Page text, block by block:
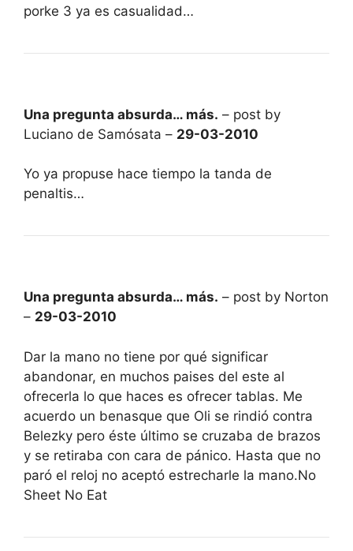
porke 3 ya es casualidad…
Una pregunta absurda… más. – post by
Luciano de Samósata – 29-03-2010
Yo ya propuse hace tiempo la tanda de
penaltis…
Una pregunta absurda… más. – post by Norton
– 29-03-2010
Dar la mano no tiene por qué significar
abandonar, en muchos paises del este al
ofrecerla lo que haces es ofrecer tablas. Me
acuerdo un benasque que Oli se rindió contra
Belezky pero éste último se cruzaba de brazos
y se retiraba con cara de pánico. Hasta que no
paró el reloj no aceptó estrecharle la mano.No
Sheet No Eat